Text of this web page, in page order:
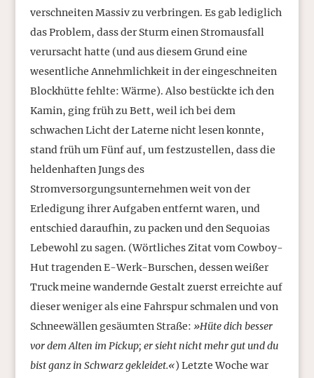
verschneiten Massiv zu verbringen. Es gab lediglich
das Problem, dass der Sturm einen Stromausfall
verursacht hatte (und aus diesem Grund eine
wesentliche Annehmlichkeit in der eingeschneiten
Blockhütte fehlte: Wärme). Also bestückte ich den
Kamin, ging früh zu Bett, weil ich bei dem
schwachen Licht der Laterne nicht lesen konnte,
stand früh um Fünf auf, um festzustellen, dass die
heldenhaften Jungs des
Stromversorgungsunternehmen weit von der
Erledigung ihrer Aufgaben entfernt waren, und
entschied daraufhin, zu packen und den Sequoias
Lebewohl zu sagen. (Wörtliches Zitat vom Cowboy-
Hut tragenden E-Werk-Burschen, dessen weißer
Truck meine wandernde Gestalt zuerst erreichte auf
dieser weniger als eine Fahrspur schmalen und von
Schneewällen gesäumten Straße: »Hüte dich besser
vor dem Alten im Pickup; er sieht nicht mehr gut und du
bist ganz in Schwarz gekleidet.«) Letzte Woche war